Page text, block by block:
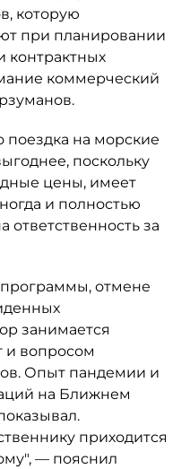
которую
при планировании
контрактных
коммерческий
поездка на морские
поскольку
цены, имеет
и полностью
за
отмене
занимается
и вопросом
Опыт пандемии и
на Ближнем
приходится
— пояснил